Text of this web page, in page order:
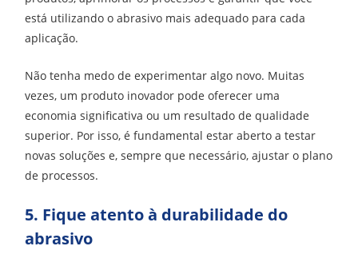
está utilizando o abrasivo mais adequado para cada
aplicação.
Não tenha medo de experimentar algo novo. Muitas
vezes, um produto inovador pode oferecer uma
economia significativa ou um resultado de qualidade
superior. Por isso, é fundamental estar aberto a testar
novas soluções e, sempre que necessário, ajustar o plano
de processos.
5. Fique atento à durabilidade do
abrasivo